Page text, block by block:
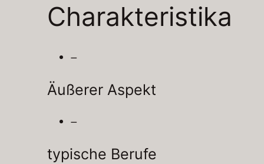
Charakteristika
–
Äußerer Aspekt
–
typische Berufe